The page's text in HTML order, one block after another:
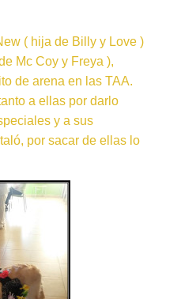
( hija de Billy y Love )
Mc Coy y Freya ),
de arena en las TAA.
a ellas por darlo
y a sus
por sacar de ellas lo